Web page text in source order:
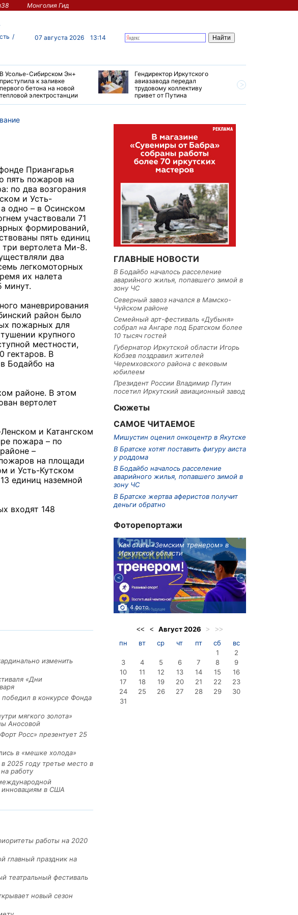
Монголия Гид
07 августа 2026 13:14
В Усолье-Сибирском Эн+
приступила к заливке
первого бетона на новой
тепловой электростанции
Гендиректор Иркутского
авиазавода передал
трудовому коллективу
привет от Путина
Приангарья
пять пожаров на
по два возгорания
и Усть-
одно – в Осинском
участвовали 71
формирований,
пять единиц
вертолета Ми-8.
два
легкомоторных
их налета
минут.
маневрирования
район было
пожарных для
крупного
местности,
гектаров. В
Бодайбо на
районе. В этом
вертолет
и Катангском
пожара – по
–
на площади
и Усть-Кутском
единиц наземной
входят 148
изменить
«Дни
победил в конкурсе Фонда
мягкого золота»
Аносовой
Росс» презентует 25
в «мешке холода»
2025 году третье место в
работу
инновациям в США
работы на 2020
главный праздник на
театральный фестиваль
новый сезон
ГЛАВНЫЕ НОВОСТИ
В Бодайбо началось расселение
аварийного жилья, попавшего зимой в
зону ЧС
Северный завоз начался в Мамско-
Чуйском районе
Семейный арт-фестиваль «Дубыня»
собрал на Ангаре под Братском более
10 тысяч гостей
Губернатор Иркутской области Игорь
Кобзев поздравил жителей
Черемховского района с вековым
юбилеем
Президент России Владимир Путин
посетил Иркутский авиационный завод
Сюжеты
САМОЕ ЧИТАЕМОЕ
Мишустин оценил онкоцентр в Якутске
В Братске хотят поставить фигуру аиста
у роддома
В Бодайбо началось расселение
аварийного жилья, попавшего зимой в
зону ЧС
В Братске жертва аферистов получит
деньги обратно
Фоторепортажи
Как стать «Земским тренером» в
Иркутской области
4 фото
<< < Август2026 > >>
пн вт ср чт пт сб
вс
1
2
3
4 5 6 7 8
9
10
11 12 13 14 15
16
17
18 19 20 21 22
23
24
25 26 27 28 29
30
31